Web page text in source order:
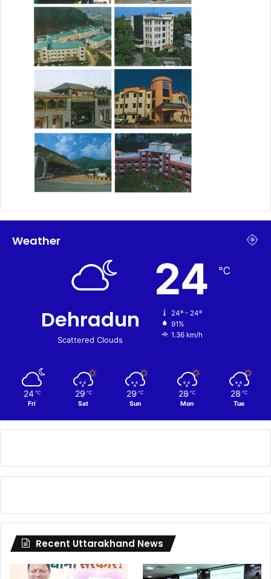
Weather
Dehradun
Scattered Clouds
24 ℃
24º - 24º
91%
1.36 km/h
24 ℃
Fri
29 ℃
Sat
29 ℃
Sun
28 ℃
Mon
28 ℃
Tue
Recent Uttarakhand News